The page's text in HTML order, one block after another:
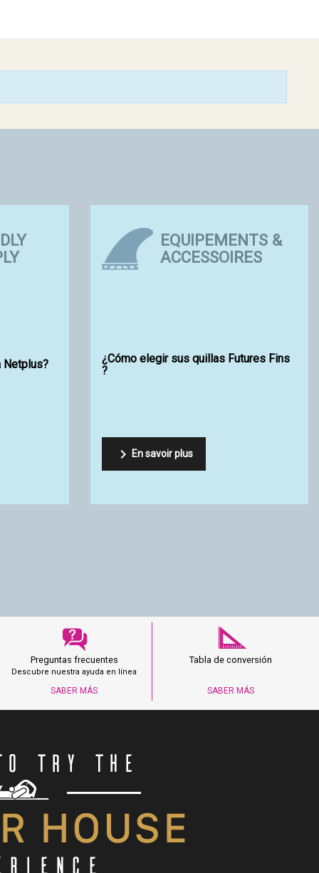
CONSEJOS Y
TÉCNICAS
SR Surf Clear EVO 2 de
TÉCNICAS
¿ Cómo eligir tu foam ?

Preguntas frecuentes
Descubre nuestra ayuda en línea
SABER MÁS
Tabla de conversión
SABER MÁS